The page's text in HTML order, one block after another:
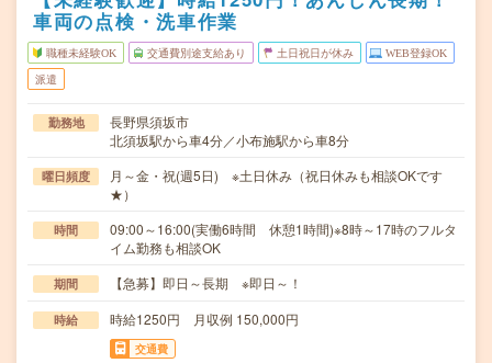
車両の点検・洗車作業
職種未経験OK 交通費別途支給あり 土日祝日が休み WEB登録OK
派遣
勤務地
長野県須坂市
北須坂駅から車4分／小布施駅から車8分
曜日頻度
月～金・祝(週5日) ※土日休み（祝日休みも相談OKです
★）
時間
09:00～16:00(実働6時間 休憩1時間)※8時～17時のフルタ
イム勤務も相談OK
期間 【急募】即日～長期 ※即日～！
時給 時給1250円 月収例 150,000円
交通費